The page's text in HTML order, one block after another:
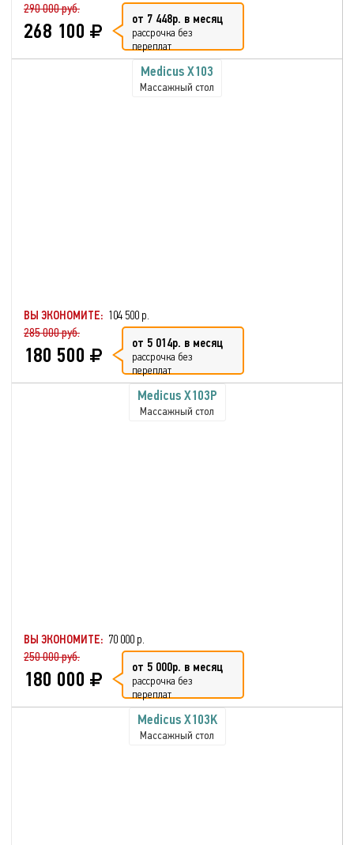
290 000 руб.
268 100 от 7 448р. в месяц
рассрочка без
переплат
Medicus X103
Массажный стол
ВЫ ЭКОНОМИТЕ: 104 500 р.
285 000 руб.
180 500 от 5 014р. в месяц
рассрочка без
переплат
Medicus X103P
Массажный стол
ВЫ ЭКОНОМИТЕ: 70 000 р.
250 000 руб.
180 000 от 5 000р. в месяц
рассрочка без
переплат
Medicus X103K
Массажный стол